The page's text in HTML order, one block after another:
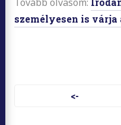
személyesen is
<-